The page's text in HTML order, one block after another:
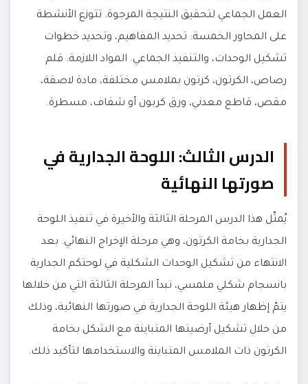
العمل الجماعي لتحقيق النتيجة المرجوة. تتوزع الأنشطة
على المحاور الخمسة: تحديد المفاهيم، وتحديد خطوات
تشكيل الوحدات، والتنفيذ الجماعي. المواد اللازمة: قلم
رصاص، الكرتون، كرتون بملامس مختلفة، مادة لاصقة،
مقص، قاطع معدني، ورق كربون أو شفاف، مسطرة.
الدرس الثالث: اللوحة الجدارية في
صورتها النهائية
يُمثّل هذا الدرس المرحلة الثالثة والأخيرة في تنفيذ اللوحة
الجدارية بخامة الكرتون، وهي مرحلة الإخراج النهائي. بعد
الانتهاء من تشكيل الوحدات الشكلية في لوحتكم الجدارية
بانسجام شكلي ملمسي، تبدأ المرحلة الثالثة التي من خلالها
يتمّ إظهار هيئة اللوحة الجدارية في صورتها النهائية، وذلك
من خلال تشكيل أرضيتها المتباينة مع الشكل بخامة
الكرتون ذات الملامس المتباينة والاستخدامها لتأكيد ذلك.